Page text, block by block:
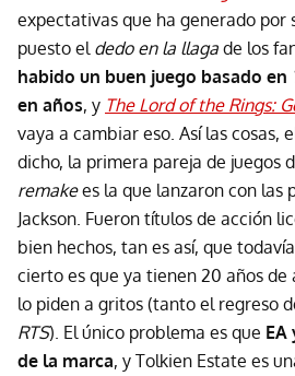
expectativas que ha generado por
puesto el dedo en la llaga de los
habido un buen juego basado en
en años, y The Lord of the Rings:
vaya a cambiar eso. Así las cosas,
dicho, la primera pareja de juegos
remakees la que lanzaron con las
Jackson. Fueron títulos de acción
bien hechos, tan es así, que
cierto es que ya tienen 20 años de
lo piden a gritos (tanto el regreso
RTS). El único problema es que EA
de la marca, y Tolkien Estate es